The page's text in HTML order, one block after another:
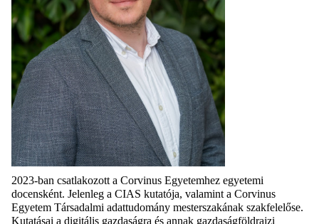
2023-ban csatlakozott a Corvinus Egyetemhez egyetemi
docensként. Jelenleg a CIAS kutatója, valamint a Corvinus
Egyetem Társadalmi adattudomány mesterszakának szakfelelőse.
Kutatásai a digitális gazdaságra és annak gazdaságföldrajzi